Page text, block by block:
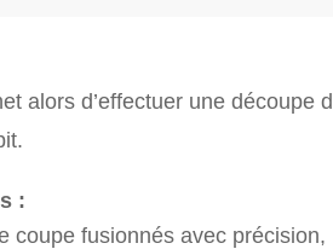
alors d’effectuer une découpe
:
coupe fusionnés avec précision,